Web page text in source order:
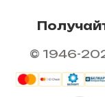
© 1946-